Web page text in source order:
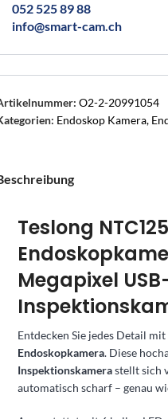
052 525 89 88
info@smart-cam.ch
O2-2-20991054
Endoskop Kamera,
Teslong
Megapixel
Entdecken Sie jedes Detail
Endoskopkamera. Diese
Inspektionskamerastellt sich
automatisch scharf – genau